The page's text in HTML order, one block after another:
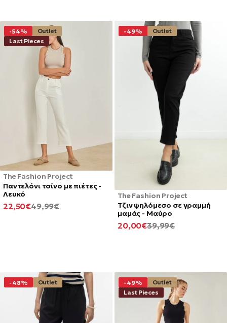
The Fashion Project
Παντελόνι τσίνο με πιέτες -
Λευκό
-54%
Outlet
Last Pieces
ΚΑΝΟΝΙΚΉ
49,99€
ΕΛΆΧΙΣΤΗ
22,50€
The Fashion Project
Τζιν ψηλόμεσο σε γραμμή
μαμάς - Μαύρο
-49% Outlet
ΚΑΝΟΝΙΚΉ
39,99€
ΕΛΆΧΙΣΤΗ
20,00€
-48% Outlet -49%
Outlet
Last Pieces